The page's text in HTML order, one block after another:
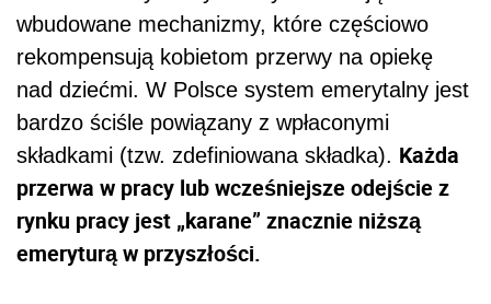
wbudowane mechanizmy, które częściowo
rekompensują kobietom przerwy na opiekę
nad dziećmi. W Polsce system emerytalny jest
bardzo ściśle powiązany z wpłaconymi
składkami (tzw. zdefiniowana składka). Każda
przerwa w pracy lub wcześniejsze odejście z
rynku pracy jest „karane” znacznie niższą
emeryturą w przyszłości.